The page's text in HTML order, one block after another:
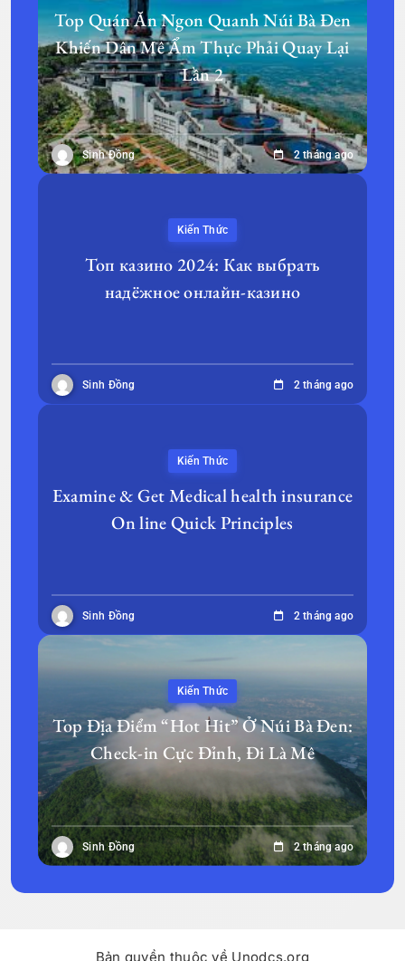
Top Quán Ăn Ngon Quanh Núi Bà Đen
Khiến Dân Mê Ẩm Thực Phải Quay Lại
Lần 2
Sinh Đồng 2 tháng ago
Kiến Thức
Топ казино 2024: Как выбрать
надёжное онлайн-казино
Sinh Đồng 2 tháng ago
Kiến Thức
Examine & Get Medical health insurance
On line Quick Principles
Sinh Đồng 2 tháng ago
Kiến Thức
Top Địa Điểm “Hot Hit” Ở Núi Bà Đen:
Check-in Cực Đỉnh, Đi Là Mê
Sinh Đồng 2 tháng ago
Bản quyền thuộc về Unodcs.org